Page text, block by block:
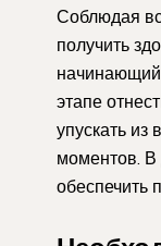
Соблюдая
получить
этапе
упускать из
моментов.
обеспечить